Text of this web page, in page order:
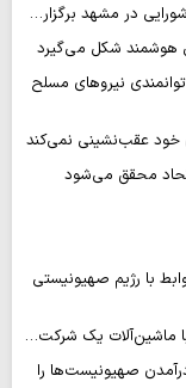
در مشهد برگزار…
هوشمند شکل می‌گیرد
نیروهای مسلح
خود عقب‌نشینی نمی‌کند
محقق می‌شود
با رژیم صهیونیستی
با ماشین‌آلات یک شرکت…
صهیونیست‌ها را